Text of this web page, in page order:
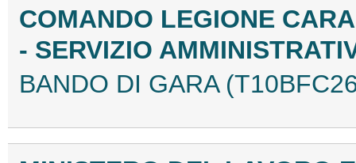
COMANDO LEGIONE
- SERVIZIO
BANDO DI GARA